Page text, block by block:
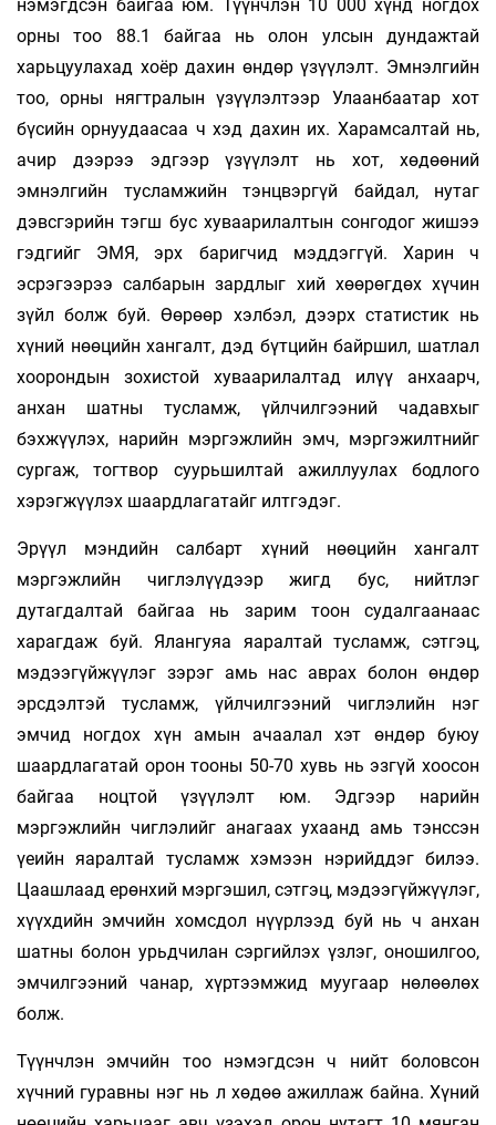
нэмэгдсэн байгаа юм. Түүнчлэн 10 000 хүнд ногдох
орны тоо 88.1 байгаа нь олон улсын дундажтай
харьцуулахад хоёр дахин өндөр үзүүлэлт. Эмнэлгийн
тоо, орны нягтралын үзүүлэлтээр Улаанбаатар хот
бүсийн орнуудаасаа ч хэд дахин их. Харамсалтай нь,
ачир дээрээ эдгээр үзүүлэлт нь хот, хөдөөний
эмнэлгийн тусламжийн тэнцвэргүй байдал, нутаг
дэвсгэрийн тэгш бус хуваарилалтын сонгодог жишээ
гэдгийг ЭМЯ, эрх баригчид мэддэггүй. Харин ч
эсрэгээрээ салбарын зардлыг хий хөөрөгдөх хүчин
зүйл болж буй. Өөрөөр хэлбэл, дээрх статистик нь
хүний нөөцийн хангалт, дэд бүтцийн байршил, шатлал
хоорондын зохистой хуваарилалтад илүү анхаарч,
анхан шатны тусламж, үйлчилгээний чадавхыг
бэхжүүлэх, нарийн мэргэжлийн эмч, мэргэжилтнийг
сургаж, тогтвор суурьшилтай ажиллуулах бодлого
хэрэгжүүлэх шаардлагатайг илтгэдэг.
Эрүүл мэндийн салбарт хүний нөөцийн хангалт
мэргэжлийн чиглэлүүдээр жигд бус, нийтлэг
дутагдалтай байгаа нь зарим тоон судалгаанаас
харагдаж буй. Ялангуяа яаралтай тусламж, сэтгэц,
мэдээгүйжүүлэг зэрэг амь нас аврах болон өндөр
эрсдэлтэй тусламж, үйлчилгээний чиглэлийн нэг
эмчид ногдох хүн амын ачаалал хэт өндөр буюу
шаардлагатай орон тооны 50-70 хувь нь эзгүй хоосон
байгаа ноцтой үзүүлэлт юм. Эдгээр нарийн
мэргэжлийн чиглэлийг анагаах ухаанд амь тэнссэн
үеийн яаралтай тусламж хэмээн нэрийддэг билээ.
Цаашлаад ерөнхий мэргэшил, сэтгэц, мэдээгүйжүүлэг,
хүүхдийн эмчийн хомсдол нүүрлээд буй нь ч анхан
шатны болон урьдчилан сэргийлэх үзлэг, оношилгоо,
эмчилгээний чанар, хүртээмжид муугаар нөлөөлөх
болж.
Түүнчлэн эмчийн тоо нэмэгдсэн ч нийт боловсон
хүчний гуравны нэг нь л хөдөө ажиллаж байна. Хүний